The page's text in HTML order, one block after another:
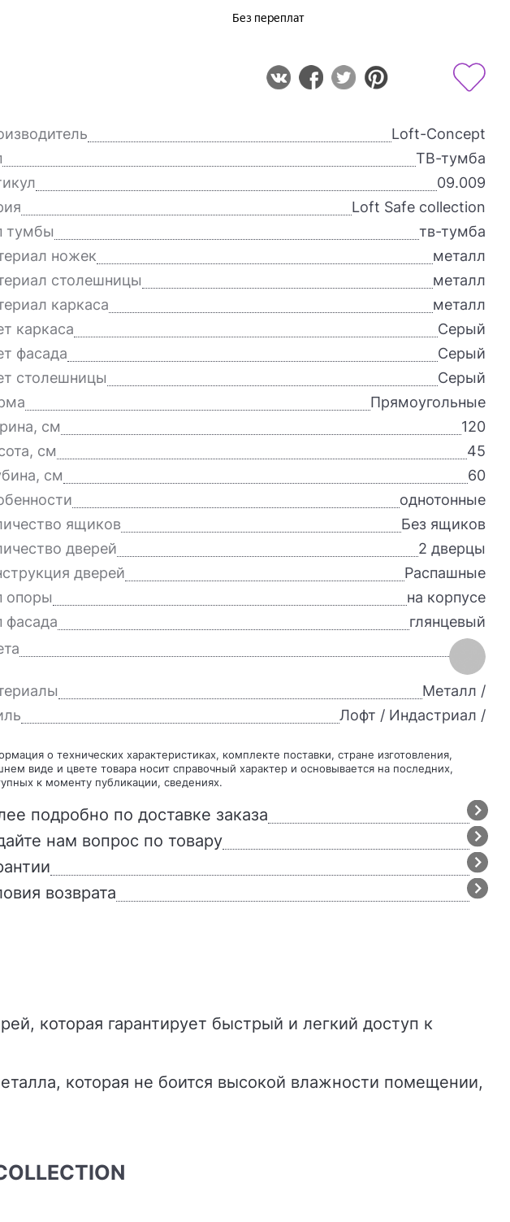
Loft-Concept
ТВ-тумба
09.009
Loft Safe collection
тумбы
тв-тумба
ножек
металл
столешницы
металл
каркаса
металл
каркаса
Серый
фасада
Серый
столешницы
Серый
Прямоугольные
см
120
см
45
см
60
однотонные
ящиков
Без ящиков
дверей
2 дверцы
дверей
Распашные
опоры
на корпусе
фасада
глянцевый
Металл /
Лофт / Индастриал /
виде и цвете товара носит справочный характер и основывается на последних,
к моменту публикации, сведениях.
подробно по доставке заказа
нам вопрос по товару
возврата
которая гарантирует быстрый и легкий доступ к
которая не боится высокой влажности помещении,